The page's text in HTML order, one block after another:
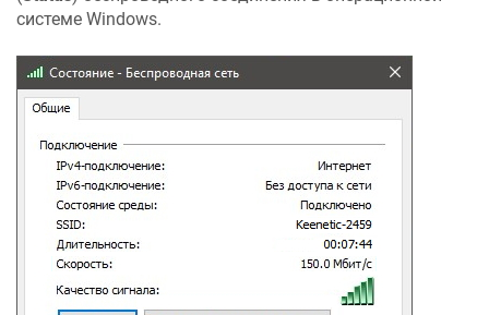
системе Windows.